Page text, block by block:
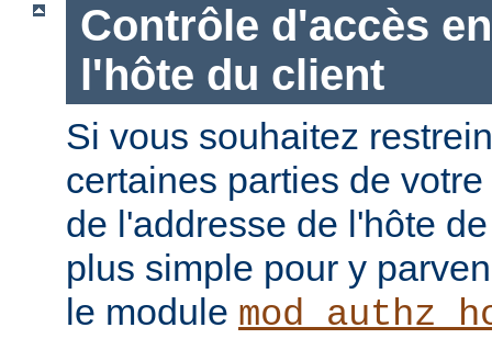
Contrôle d'accès
l'hôte du client
Si vous souhaitez
certaines parties de
de l'addresse de l'hôte
plus simple pour y
le module